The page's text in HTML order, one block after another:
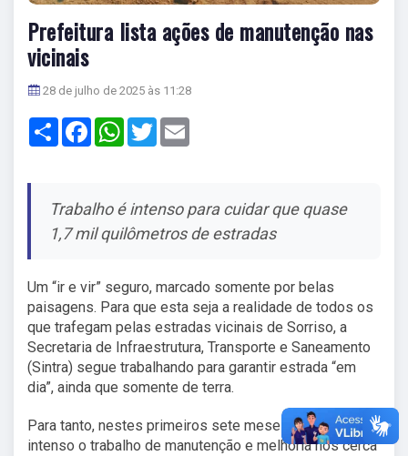
Prefeitura lista ações de manutenção nas
vicinais
28 de julho de 2025 às 11:28
Share FacebookWhatsApp
Twitter
Trabalho é intenso para cuidar que quase
1,7 mil quilômetros de estradas
Um “ir e vir” seguro, marcado somente por belas
paisagens. Para que esta seja a realidade de todos os
que trafegam pelas estradas vicinais de Sorriso, a
Secretaria de Infraestrutura, Transporte e Saneamento
(Sintra) segue trabalhando para garantir estrada “em
dia”, ainda que somente de terra.
Para tanto, nestes primeiros sete meses do ano, foi
intenso o trabalho de manutenção e melhoria nos cerca